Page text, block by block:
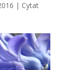
| Cytat